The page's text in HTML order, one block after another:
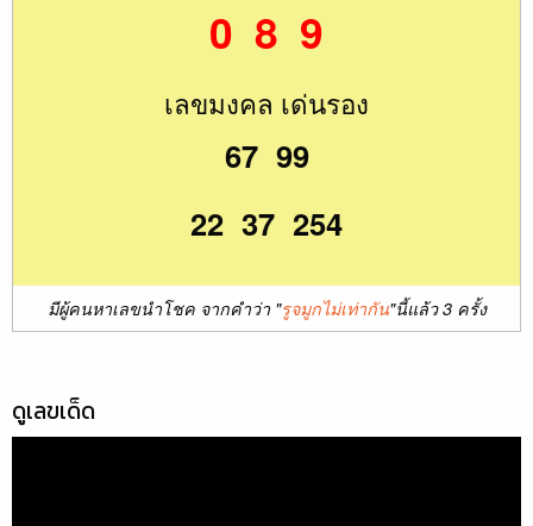
0 8 9
เลขมงคล เด่นรอง
67 99
22 37 254
มีผู้คนหาเลขนำโชค จากคำว่า "รูจมูกไม่เท่ากัน"นี้แล้ว 3 ครั้ง
ดูเลขเด็ด